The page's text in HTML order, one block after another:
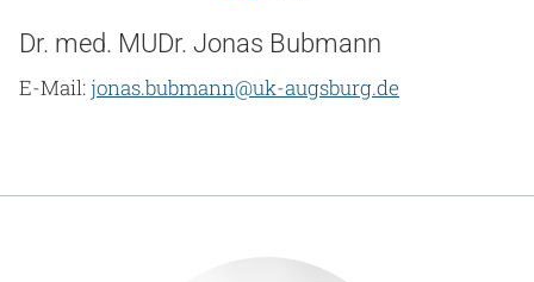
Dr. med. MUDr. Jonas Bubmann
E-Mail:jonas.bubmann@uk-augsburg.de